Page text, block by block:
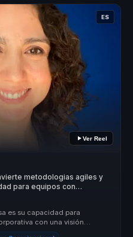
ES
Ver Reel
metodologias agiles y
para equipos con
es su capacidad para
con una visión